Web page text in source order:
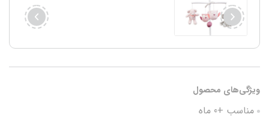
ویژگی‌های محصول
مناسب +0 ماه